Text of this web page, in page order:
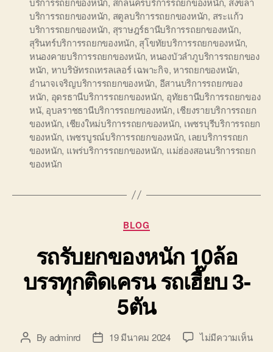
บริการรถยกของหนัก, สตูลบริการรถยกของหนัก, สระแก้ว
บริการรถยกของหนัก, สุราษฎร์ธานีบริการรถยกของหนัก,
สุรินทร์บริการรถยกของหนัก, สุโขทัยบริการรถยกของหนัก,
หนองคายบริการรถยกของหนัก, หนองบัวลำภูบริการรถยกของ
หนัก, หาบริษัทรถเทรลเลอร์ เฉพาะกิจ,หารถยกของหนัก,
อำนาจเจริญบริการรถยกของหนัก, อีสานบริการรถยกของ
หนัก, อุดรธานีบริการรถยกของหนัก, อุทัยธานีบริการรถยกของ
หนั, อุบลราชธานีบริการรถยกของหนัก, เชียงรายบริการรถยก
ของหนัก, เชียงใหม่บริการรถยกของหนัก, เพชรบุรีบริการรถยก
ของหนัก, เพชรบูรณ์บริการรถยกของหนัก, เลยบริการรถยก
ของหนัก, แพร่บริการรถยกของหนัก, แม่ฮ่องสอนบริการรถยก
ของหนัก
Categories
BLOG
รถรับยกของหนัก 10ล้อ
บรรทุกติดเครน รถเฮี๊ยบ 3-
5ตัน
PostBy adminrd
Post19 มีนาคม 2024 ไม่มีความเห็นบน